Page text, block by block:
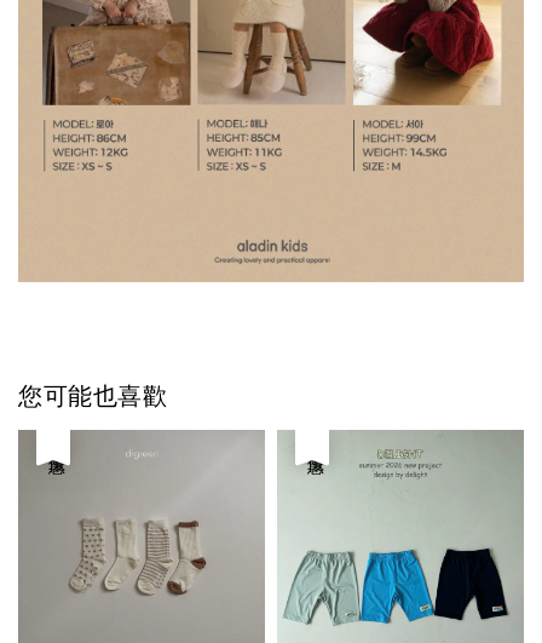
您可能也喜歡